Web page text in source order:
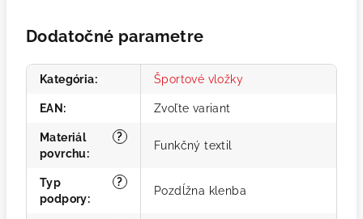
Dodatočné parametre
Kategória: Športové vložky
EAN : Zvoľte variant
?
Materiál
povrchu:
Funkčný textil
?
Typ
podpory:
Pozdĺžna klenba